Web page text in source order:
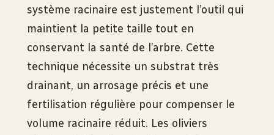
système racinaire est justement l’outil qui
maintient la petite taille tout en
conservant la santé de l’arbre. Cette
technique nécessite un substrat très
drainant, un arrosage précis et une
fertilisation régulière pour compenser le
volume racinaire réduit. Les oliviers